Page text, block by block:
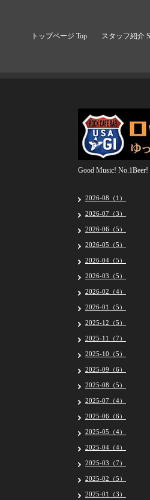
トップページ Top スタッフ紹介
Good Music! No.1Beer!
2026-08（1）
2026-07（3）
2026-06（5）
2026-05（5）
2026-04（5）
2026-03（5）
2026-02（4）
2026-01（5）
2025-12（5）
2025-11（7）
2025-10（5）
2025-09（6）
2025-08（5）
2025-07（4）
2025-06（6）
2025-05（4）
2025-04（4）
2025-03（7）
2025-02（5）
2025-01（3）